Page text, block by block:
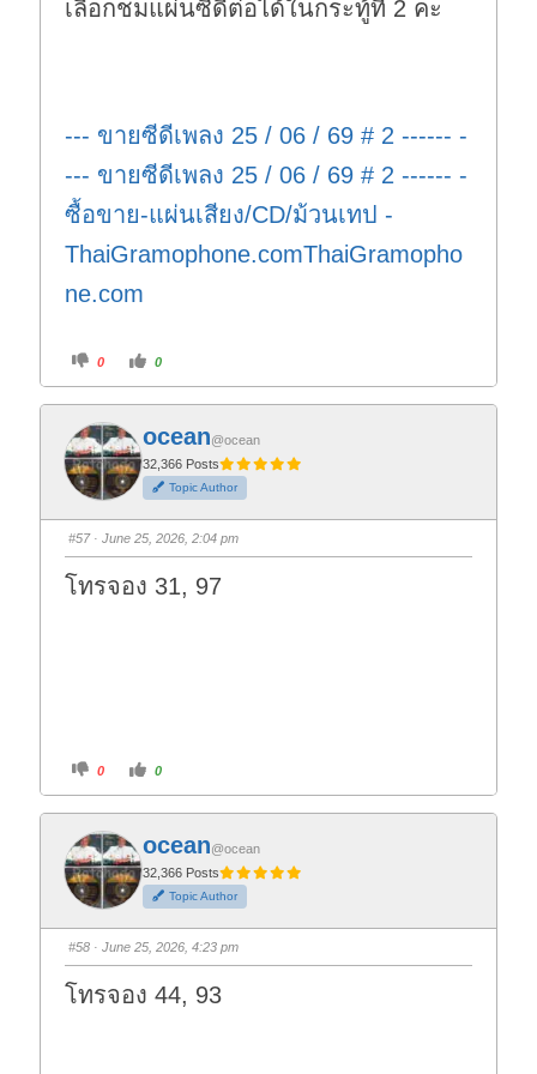
n
.
เลือกชมแผ่นซีดีต่อได้ในกระทู้ที่ 2 คะ
--- ขายซีดีเพลง 25 / 06 / 69 # 2 ------ -
--- ขายซีดีเพลง 25 / 06 / 69 # 2 ------ -
ซื้อขาย-แผ่นเสียง/CD/ม้วนเทป -
ThaiGramophone.comThaiGramopho
ne.com
C
i
k
f
o
r
t
h
u
m
d
o
n
.
0
C
i
k
o
r
t
h
u
m
u
p
0
ocean@ocean
32,366 Posts
Topic Author
#57· June 25, 2026, 2:04 pm
โทรจอง 31, 97
C
i
k
f
o
r
t
h
u
m
d
o
n
.
0
C
i
k
o
r
t
h
u
m
u
p
0
ocean@ocean
32,366 Posts
Topic Author
#58 · June 25, 2026, 4:23 pm
โทรจอง 44, 93